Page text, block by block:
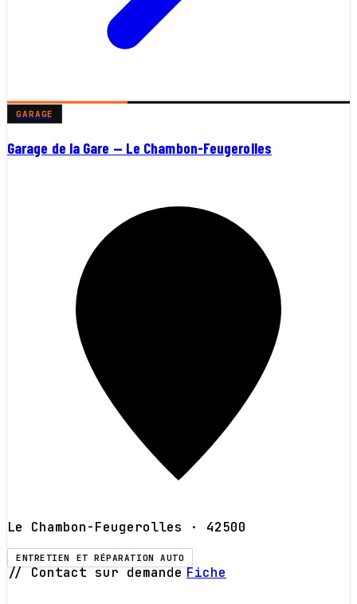
GARAGE
Garage de la Gare — Le Chambon-Feugerolles
Le Chambon-Feugerolles · 42500
ENTRETIEN ET RÉPARATION AUTO
// Contact sur demande Fiche